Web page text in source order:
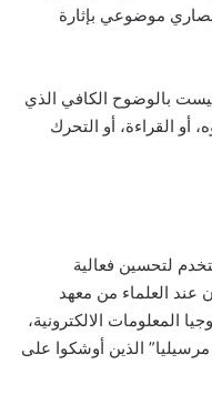
موضوعي بإثارة
بالوضوح الكافي الذي
القراءة، أو التحرك
لتحسين فعالية
عند العلماء من معهد
المعلومات الالكترونية،
الذين أوشكوا على